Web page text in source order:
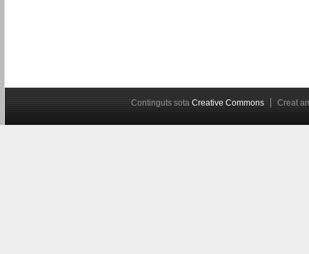
Continguts sota Creative Commons Creat